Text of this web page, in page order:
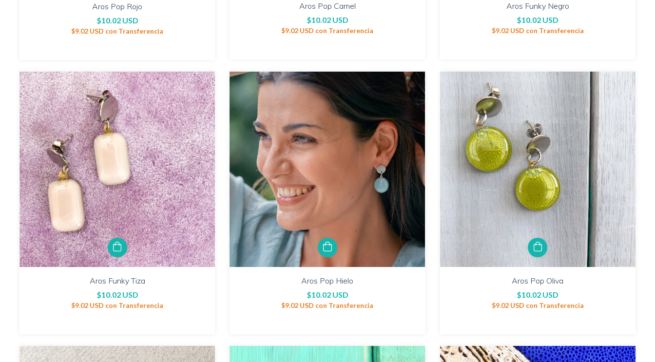
Aros Pop Rojo
$10.02 USD
$9.02 USD con Transferencia
Aros Pop Camel
$10.02 USD
$9.02 USD con Transferencia
Aros Funky Negro
$10.02 USD
$9.02 USD con Transferencia
Aros Funky Tiza
$10.02 USD
$9.02 USD con Transferencia
Aros Pop Hielo
$10.02 USD
$9.02 USD con Transferencia
Aros Pop Oliva
$10.02 USD
$9.02 USD con Transferencia